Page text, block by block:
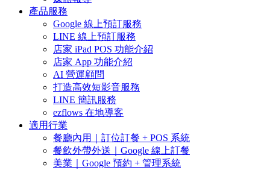
產品服務
Google 線上預訂服務
LINE 線上預訂服務
店家 iPad POS 功能介紹
店家 App 功能介紹
AI 營運顧問
打造高效短影音服務
LINE 簡訊服務
ezflows 在地導客
適用行業
餐廳內用｜訂位訂餐 + POS 系統
餐飲外帶外送｜Google 線上訂餐
美業｜Google 預約 + 管理系統